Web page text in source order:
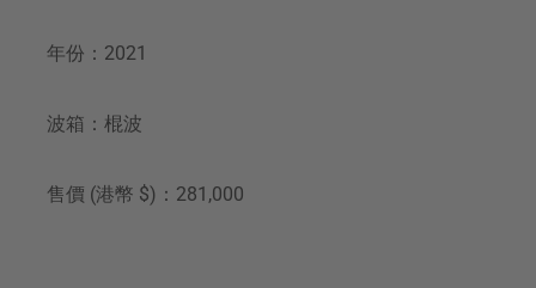
年份：2021
波箱：棍波
售價 (港幣 $)：281,000